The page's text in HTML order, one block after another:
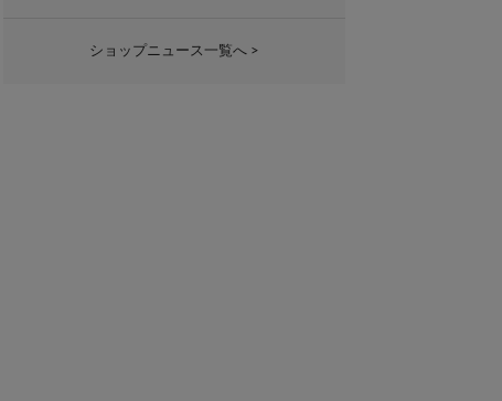
ショップニュース一覧へ >